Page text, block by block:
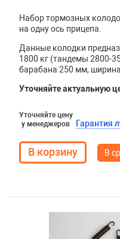
Набор тормозных
на одну ось прицепа.
Данные колодки
1800 кг (тандемы 2800-
барабана 250 мм,
Уточняйте актуальную
Уточняйте цену
у менеджеров
Гарантия
В